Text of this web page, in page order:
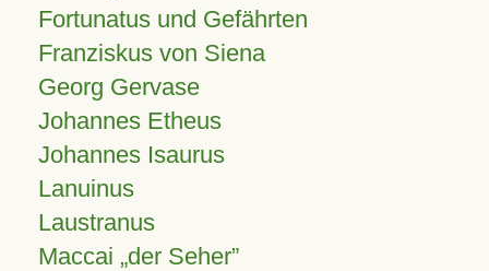
Fortunatus und Gefährten
Franziskus von Siena
Georg Gervase
Johannes Etheus
Johannes Isaurus
Lanuinus
Laustranus
Maccai „der Seher”